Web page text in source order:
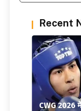
Recent
CWG 2026